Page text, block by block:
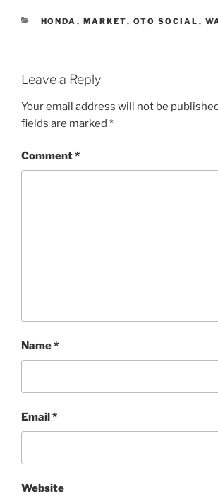
CATEGORIES
HONDA , MARKET, OTO SOCIAL ,
Leave a Reply
Your email address will not be
fields are marked *
Comment*
Name*
Email*
Website